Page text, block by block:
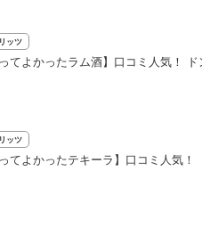
ッツ
ってよかったラム酒】口コミ人気！
ッツ
ってよかったテキーラ】口コミ人気！